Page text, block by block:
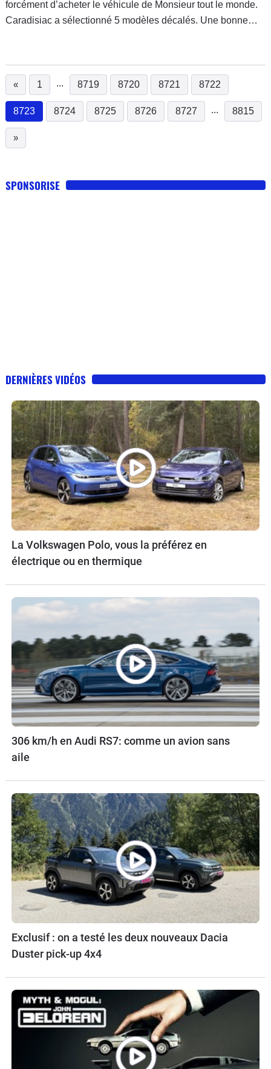
forcément d’acheter le véhicule de Monsieur tout le monde.
Caradisiac a sélectionné 5 modèles décalés. Une bonne
« 1 ... 8719 8720 8721 8722
8723
(current)
8724 8725 8726 8727 ... 8815
»
SPONSORISE
DERNIÈRES VIDÉOS
La Volkswagen Polo, vous la préférez en
électrique ou en thermique
306 km/h en Audi RS7: comme un avion sans
aile
Exclusif : on a testé les deux nouveaux Dacia
Duster pick-up 4x4